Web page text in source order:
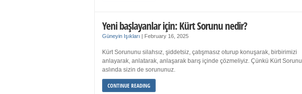
Yeni başlayanlar için: Kürt Sorunu nedir?
Güneyin Işıkları February 16, 2025
Kürt Sorununu silahsız, şiddetsiz, çatışmasız oturup konuşarak, birbirimizi
anlayarak, anlatarak, anlaşarak barış içinde çözmeliyiz. Çünkü Kürt Sorunu
aslında sizin de sorununuz.
CONTINUE READING